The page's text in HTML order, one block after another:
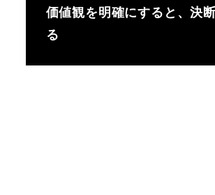
価値観を明確にすると、決
る